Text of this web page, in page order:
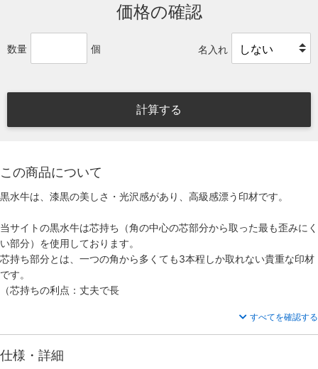
価格の確認
数量 個 名入れ
計算する
この商品について
黒水牛は、漆黒の美しさ・光沢感があり、高級感漂う印材です。
当サイトの黒水牛は芯持ち（角の中心の芯部分から取った最も歪みにく
い部分）を使用しております。
芯持ち部分とは、一つの角から多くても3本程しか取れない貴重な印材
です。
（芯持ちの利点：丈夫で長
すべてを確認する
仕様・詳細